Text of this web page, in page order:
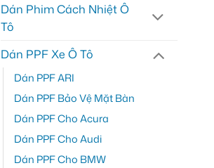
Dán Phim Cách Nhiệt Ô
Tô
Dán PPF Xe Ô Tô
Dán PPF ARI
Dán PPF Bảo Vệ Mặt Bàn
Dán PPF Cho Acura
Dán PPF Cho Audi
Dán PPF Cho BMW